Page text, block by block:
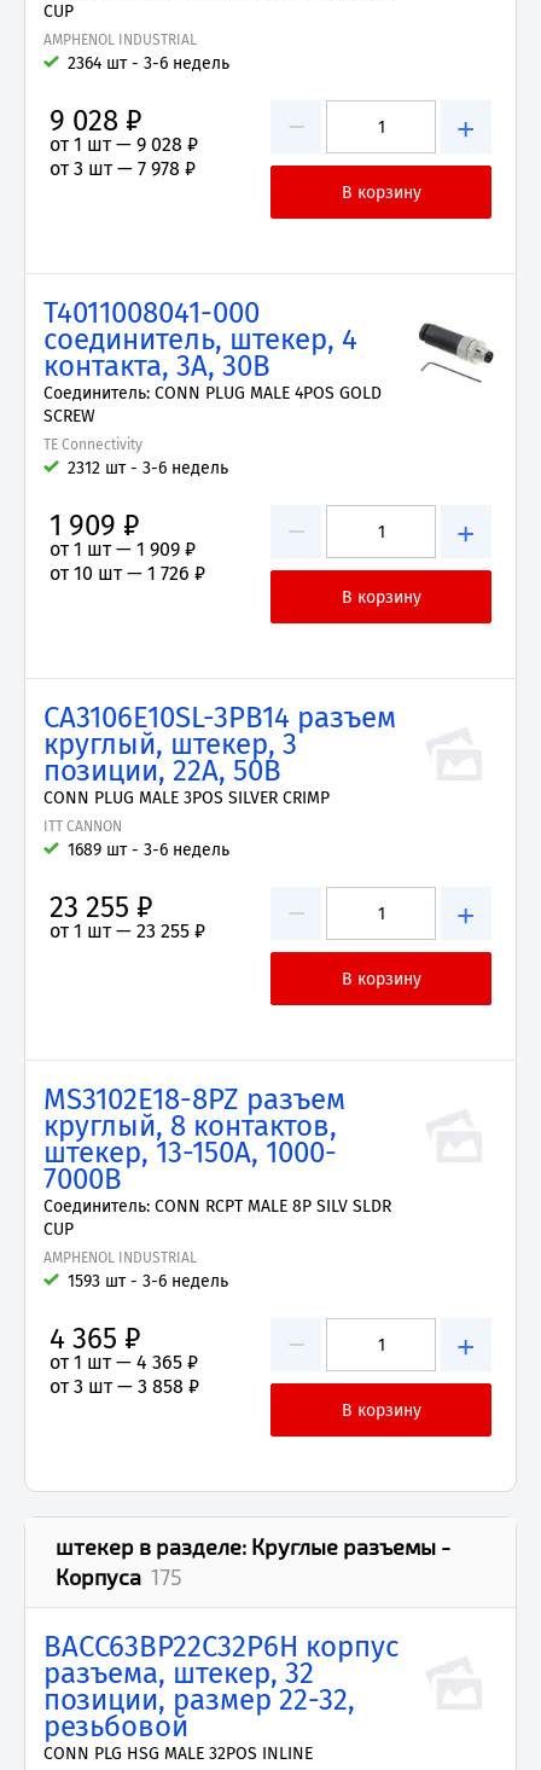
CUP
AMPHENOL INDUSTRIAL
2364 шт - 3-6 недель
− +
9 028 ₽
от 1 шт — 9 028 ₽
от 3 шт — 7 978 ₽
T4011008041-000
соединитель, штекер, 4
контакта, 3А, 30В
Соединитель: CONN PLUG MALE 4POS GOLD
SCREW
TE Connectivity
2312 шт - 3-6 недель
− +
1 909 ₽
от 1 шт — 1 909 ₽
от 10 шт — 1 726 ₽
CA3106E10SL-3PB14 разъем
круглый, штекер, 3
позиции, 22А, 50В
CONN PLUG MALE 3POS SILVER CRIMP
ITT CANNON
1689 шт - 3-6 недель
− +
23 255 ₽
от 1 шт — 23 255 ₽
MS3102E18-8PZ разъем
круглый, 8 контактов,
штекер, 13-150А, 1000-
7000В
Соединитель: CONN RCPT MALE 8P SILV SLDR
CUP
AMPHENOL INDUSTRIAL
1593 шт - 3-6 недель
− +
4 365 ₽
от 1 шт — 4 365 ₽
от 3 шт — 3 858 ₽
штекер в разделе: Круглые разъемы -
Корпуса 175
BACC63BP22C32P6H корпус
разъема, штекер, 32
позиции, размер 22-32,
резьбовой
CONN PLG HSG MALE 32POS INLINE